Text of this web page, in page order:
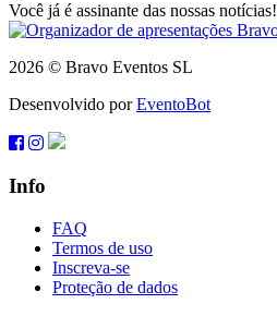
Você já é assinante das nossas notícias!
2026 © Bravo Eventos SL
Desenvolvido porEventoBot
Info
FAQ
Termos de uso
Inscreva-se
Proteção de dados